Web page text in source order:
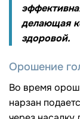
делающая
здоровой.
Орошение
Во время
нарзан